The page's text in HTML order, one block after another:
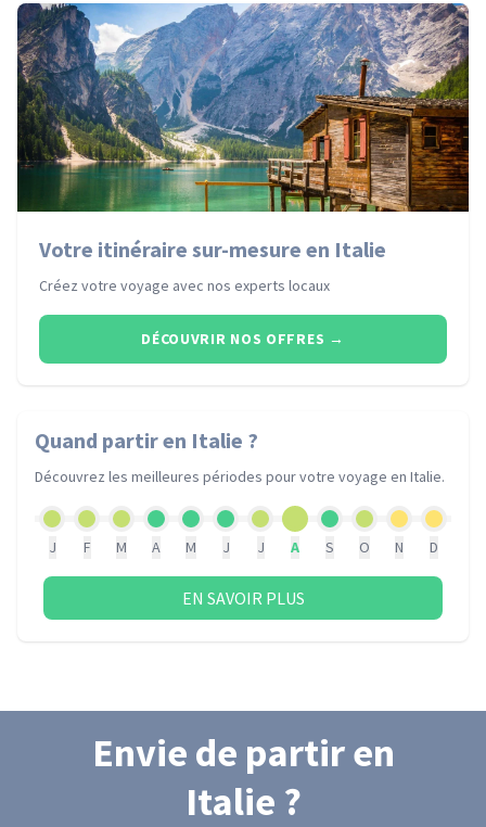
Votre itinéraire sur-mesure en Italie
Créez votre voyage avec nos experts locaux
DÉCOUVRIR NOS OFFRES →
Quand partiren Italie ?
Découvrez les meilleures périodes pour votre voyage en Italie.
J F M A M J J A S O N D
EN SAVOIR PLUS
Envie de partiren
Italie ?